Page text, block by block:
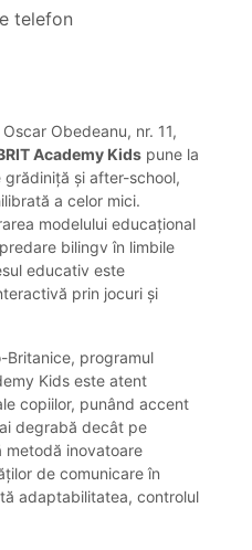
telefon
Obedeanu, nr. 11,
Academy Kids pune la
și after-school,
a celor mici.
modelului educațional
bilingv în limbile
educativ este
prin jocuri și
Britanice, programul
Kids este atent
copiilor, punând accent
degrabă decât pe
metodă inovatoare
de comunicare în
adaptabilitatea, controlul